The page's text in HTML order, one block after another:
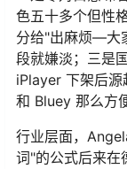
色五十多个但性
分给"出麻烦—大
段就嫌淡；三是
iPlayer 下架后
和 Bluey 那么方
行业层面，
词"的公式后来在